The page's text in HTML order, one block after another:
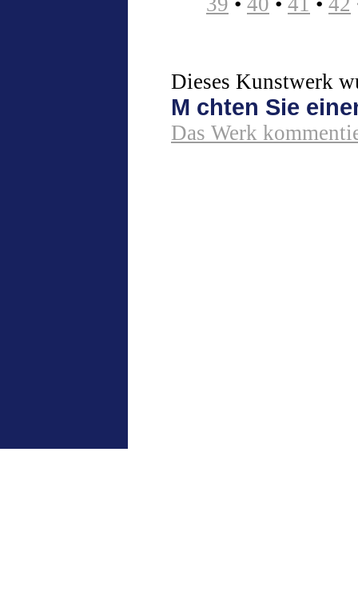
Dieses Kunstwerk
M chten Sie
Das Werk